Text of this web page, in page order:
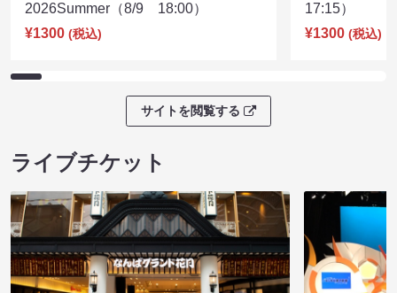
2026Summer（8/9 18:00）
¥1300 (税込)
17:15）
¥1300 (税込)
サイトを閲覧する
ライブチケット